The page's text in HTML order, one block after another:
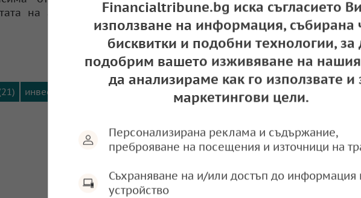
на атомните електроцентрали, които бяха спрени след
инвестиции (287) изкуствен интелект (411)
Financialtribune.bg иска съгласието
използване на информация, събирана
бисквитки и подобни технологии, за
подобрим вашето изживяване на нашия
да анализираме как го използвате и
маркетингови цели.
Персонализирана реклама и съдържание,
преброяване на посещения и източници на
Съхраняване на и/или достъп до информация
устройство